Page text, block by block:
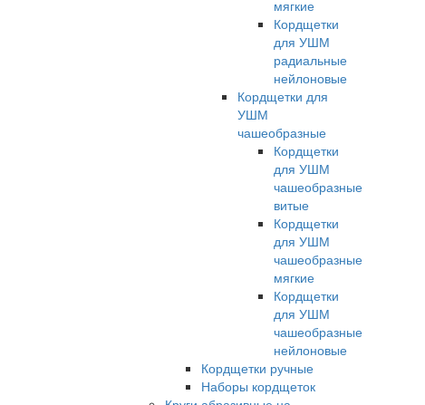
мягкие
Кордщетки
для УШМ
радиальные
нейлоновые
Кордщетки для
УШМ
чашеобразные
Кордщетки
для УШМ
чашеобразные
витые
Кордщетки
для УШМ
чашеобразные
мягкие
Кордщетки
для УШМ
чашеобразные
нейлоновые
Кордщетки ручные
Наборы кордщеток